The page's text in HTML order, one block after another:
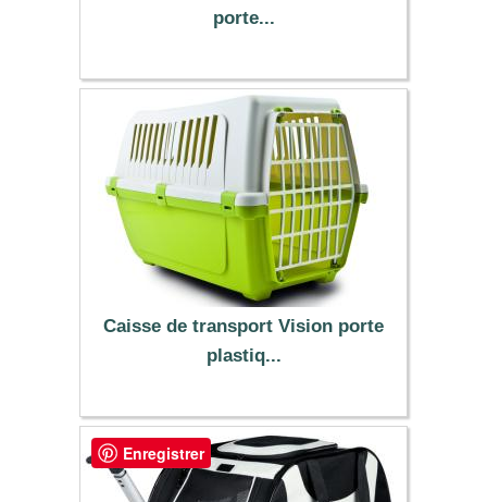
porte...
13.90 €
Caisse de transport Vision porte
plastiq...
15.99 €
Enregistrer